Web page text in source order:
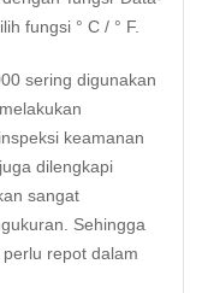
fungsi ° C / ° F.
sering digunakan
keamanan
dilengkapi
sangat
Sehingga
repot dalam